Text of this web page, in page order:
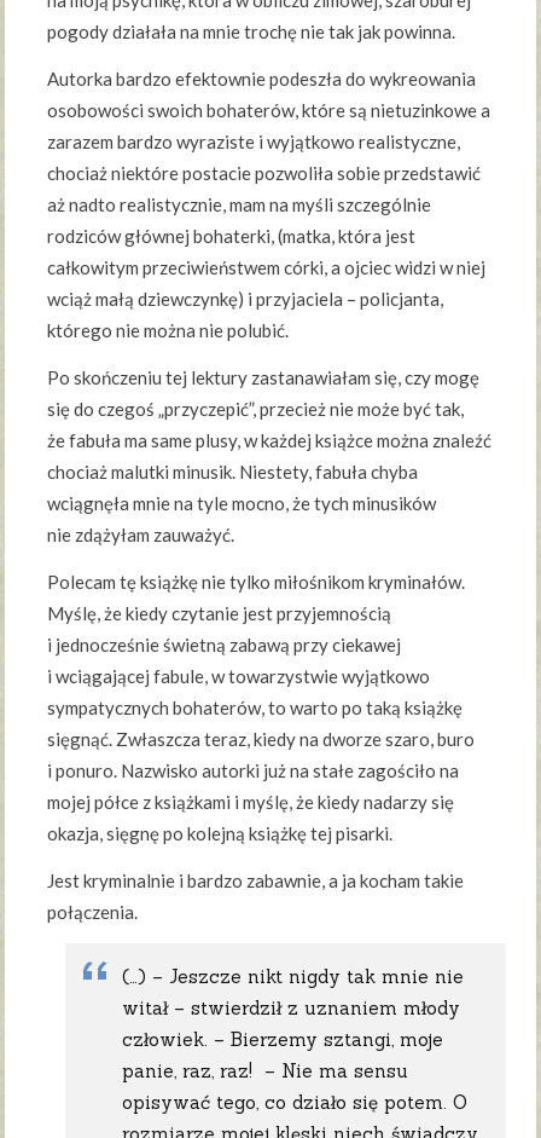
pogody działała na mnie trochę nie tak jak powinna.
Autorka bardzo efektownie podeszła do wykreowania
osobowości swoich bohaterów, które są nietuzinkowe a
zarazem bardzo wyraziste i wyjątkowo realistyczne,
chociaż niektóre postacie pozwoliła sobie przedstawić
aż nadto realistycznie, mam na myśli szczególnie
rodziców głównej bohaterki, (matka, która jest
całkowitym przeciwieństwem córki, a ojciec widzi w niej
wciąż małą dziewczynkę) i przyjaciela – policjanta,
którego nie można nie polubić.
Po skończeniu tej lektury zastanawiałam się, czy mogę
się do czegoś „przyczepić”, przecież nie może być tak,
że fabuła ma same plusy, w każdej książce można znaleźć
chociaż malutki minusik. Niestety, fabuła chyba
wciągnęła mnie na tyle mocno, że tych minusików
nie zdążyłam zauważyć.
Polecam tę książkę nie tylko miłośnikom kryminałów.
Myślę, że kiedy czytanie jest przyjemnością
i jednocześnie świetną zabawą przy ciekawej
i wciągającej fabule, w towarzystwie wyjątkowo
sympatycznych bohaterów, to warto po taką książkę
sięgnąć. Zwłaszcza teraz, kiedy na dworze szaro, buro
i ponuro. Nazwisko autorki już na stałe zagościło na
mojej półce z książkami i myślę, że kiedy nadarzy się
okazja, sięgnę po kolejną książkę tej pisarki.
Jest kryminalnie i bardzo zabawnie, a ja kocham takie
połączenia.
(…) – Jeszcze nikt nigdy tak mnie nie
witał – stwierdził z uznaniem młody
człowiek. – Bierzemy sztangi, moje
panie, raz, raz! – Nie ma sensu
opisywać tego, co działo się potem. O